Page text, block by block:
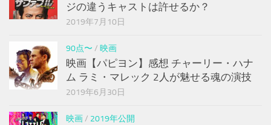
ジの違うキャストは許せるか？
2019年7月10日
90点〜 / 映画
映画【パピヨン】感想 チャーリー・ハナ
ム ラミ・マレック 2人が魅せる魂の演技
2019年6月30日
映画/ 2019年公開